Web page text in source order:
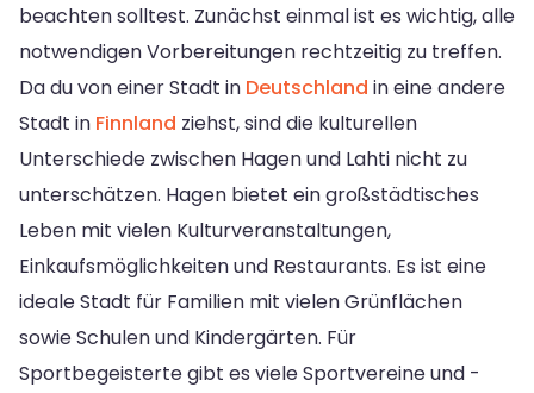
beachten solltest. Zunächst einmal ist es wichtig, alle
notwendigen Vorbereitungen rechtzeitig zu treffen.
Da du von einer Stadt in Deutschland in eine andere
Stadt in Finnland ziehst, sind die kulturellen
Unterschiede zwischen Hagen und Lahti nicht zu
unterschätzen. Hagen bietet ein großstädtisches
Leben mit vielen Kulturveranstaltungen,
Einkaufsmöglichkeiten und Restaurants. Es ist eine
ideale Stadt für Familien mit vielen Grünflächen
sowie Schulen und Kindergärten. Für
Sportbegeisterte gibt es viele Sportvereine und -